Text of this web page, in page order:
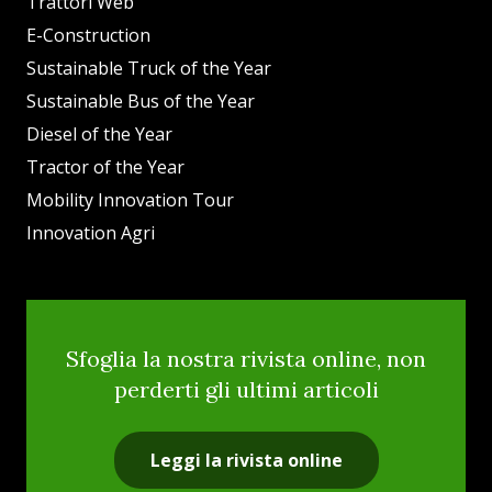
E-Construction
Sustainable Truck of the Year
Sustainable Bus of the Year
Diesel of the Year
Tractor of the Year
Mobility Innovation Tour
Innovation Agri
Sfoglia la nostra rivista online, non
perderti gli ultimi articoli
Leggi la rivista online